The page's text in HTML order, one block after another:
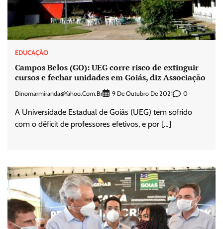
EDUCAÇÃO
Campos Belos (GO): UEG corre risco de extinguir
cursos e fechar unidades em Goiás, diz Associação
Dinomarmiranda@yahoo.com.br 9 De Outubro De 2021 0
A Universidade Estadual de Goiás (UEG) tem sofrido
com o déficit de professores efetivos, e por […]